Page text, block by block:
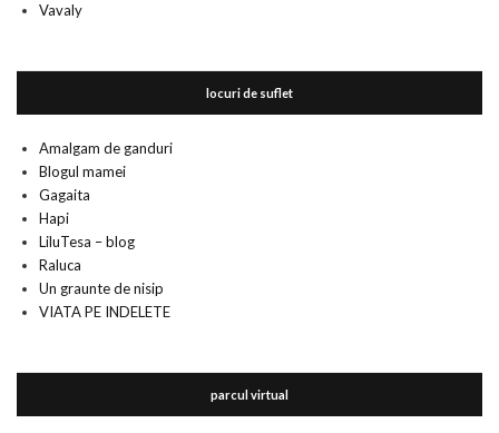
Vavaly
locuri de suflet
Amalgam de ganduri
Blogul mamei
Gagaita
Hapi
LiluTesa – blog
Raluca
Un graunte de nisip
VIATA PE INDELETE
parcul virtual